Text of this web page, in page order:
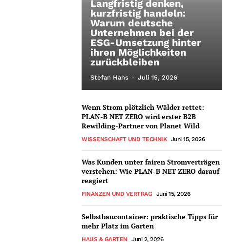
Langfristig denken,
kurzfristig handeln:
Warum deutsche
Unternehmen bei der
ESG-Umsetzung hinter
ihren Möglichkeiten
zurückbleiben
Stefan Hans - Juli 15, 2026
Wenn Strom plötzlich Wälder rettet:
PLAN-B NET ZERO wird erster B2B
Rewilding-Partner von Planet Wild
WISSENSCHAFT UND TECHNIK Juni 15, 2026
Was Kunden unter fairen Stromverträgen
verstehen: Wie PLAN-B NET ZERO darauf
reagiert
FINANZEN UND VERTRAG Juni 15, 2026
Selbstbaucontainer: praktische Tipps für
mehr Platz im Garten
HAUS & GARTEN Juni 2, 2026